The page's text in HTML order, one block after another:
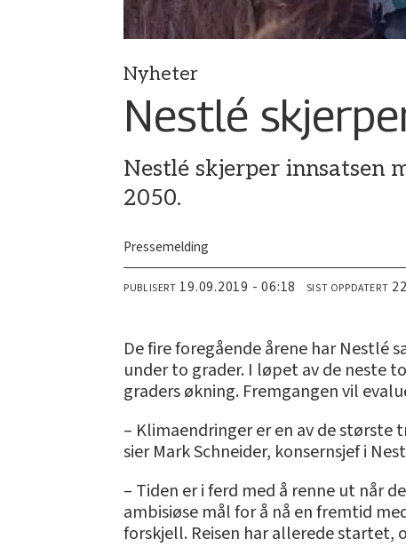
Nyheter
Nestlé
Nestlé skjerper innsatsen
2050.
Pressemelding
PUBLISERT 19.09.2019 - 06:18 SIST OPPDATERT
De fire foregående årene har
under to grader. I løpet av de neste
graders økning. Fremgangen vil
– Klimaendringer er en av de
sier Mark Schneider, konsernsjef i
– Tiden er i ferd med å renne ut når
ambisiøse mål for å nå en fremtid
forskjell. Reisen har allerede startet,